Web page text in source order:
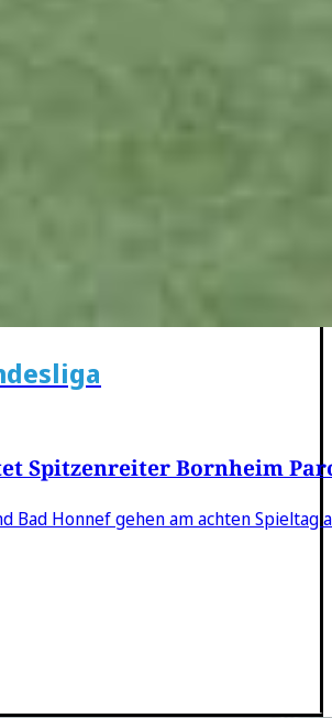
Spitzenreiter Bornheim
Bad Honnef gehen am achten